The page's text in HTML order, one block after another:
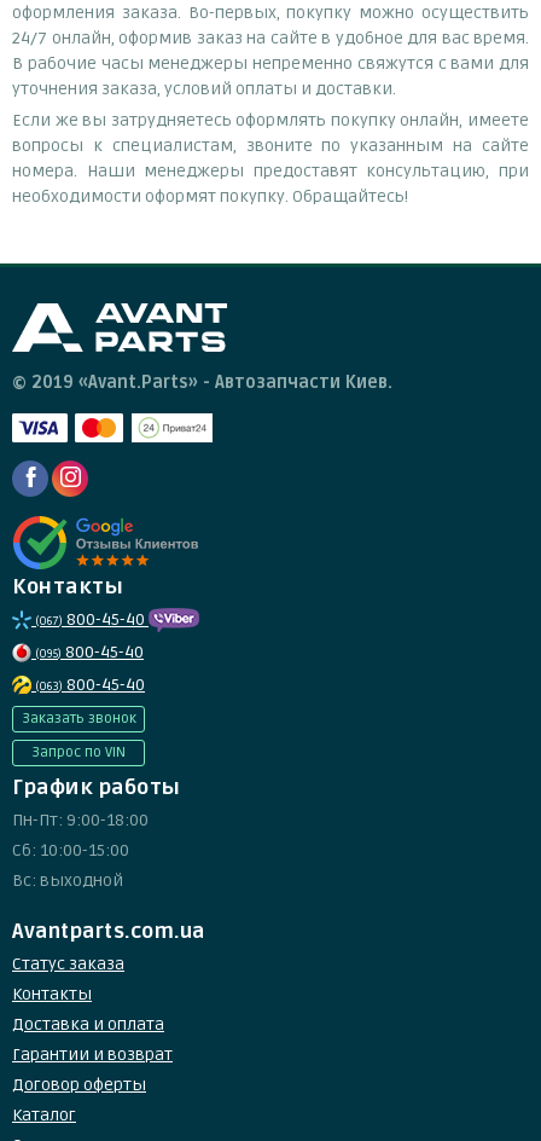
оформления заказа. Во-первых, покупку можно осуществить
24/7 онлайн, оформив заказ на сайте в удобное для вас время.
В рабочие часы менеджеры непременно свяжутся с вами для
уточнения заказа, условий оплаты и доставки.
Если же вы затрудняетесь оформлять покупку онлайн, имеете
вопросы к специалистам, звоните по указанным на сайте
номера. Наши менеджеры предоставят консультацию, при
необходимости оформят покупку. Обращайтесь!
© 2019 «Avant.Parts» - Автозапчасти Киев.
Контакты
(067) 800-45-40
(095) 800-45-40
(063) 800-45-40
Заказать звонок
Запрос по VIN
График работы
Пн-Пт: 9:00-18:00
Сб: 10:00-15:00
Вс: выходной
Avantparts.com.ua
Статус заказа
Контакты
Доставка и оплата
Гарантии и возврат
Договор оферты
Каталог